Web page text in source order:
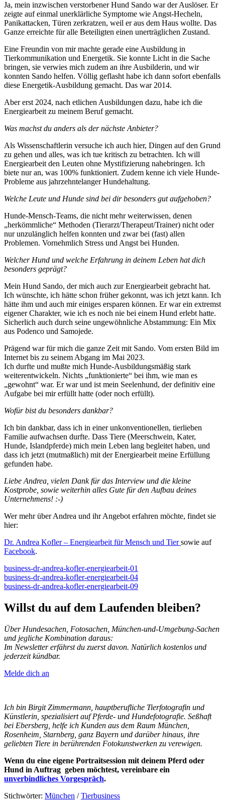
Ja, mein inzwischen verstorbener Hund Sando war der Auslöser. Er
zeigte auf einmal unerklärliche Symptome wie Angst-Hecheln,
Panikattacken, Türen zerkratzen, weil er aus dem Haus wollte. Das
Ganze erreichte für alle Beteiligten einen unerträglichen Zustand.
Eine Freundin von mir machte gerade eine Ausbildung in
Tierkommunikation und Energetik. Sie konnte Licht in die Sache
bringen, sie verwies mich zudem an ihre Ausbilderin, und wir
konnten Sando helfen. Völlig geflasht habe ich dann sofort ebenfalls
diese Energetik-Ausbildung gemacht. Das war 2014.
Aber erst 2024, nach etlichen Ausbildungen dazu, habe ich die
Energiearbeit zu meinem Beruf gemacht.
Was machst du anders als der nächste Anbieter?
Als Wissenschaftlerin versuche ich auch hier, Dingen auf den Grund
zu gehen und alles, was ich tue kritisch zu betrachten. Ich will
Energiearbeit den Leuten ohne Mystifizierung nahebringen. Ich
biete nur an, was 100% funktioniert. Zudem kenne ich viele Hunde-
Probleme aus jahrzehntelanger Hundehaltung.
Welche Leute und Hunde sind bei dir besonders gut aufgehoben?
Hunde-Mensch-Teams, die nicht mehr weiterwissen, denen
„herkömmliche“ Methoden (Tierarzt/Therapeut/Trainer) nicht oder
nur unzulänglich helfen konnten und zwar bei (fast) allen
Problemen. Vornehmlich Stress und Angst bei Hunden.
Welcher Hund und welche Erfahrung in deinem Leben hat dich
besonders geprägt?
Mein Hund Sando, der mich auch zur Energiearbeit gebracht hat.
Ich wünschte, ich hätte schon früher gekonnt, was ich jetzt kann. Ich
hätte ihm und auch mir einiges ersparen können. Er war ein extremst
eigener Charakter, wie ich es noch nie bei einem Hund erlebt hatte.
Sicherlich auch durch seine ungewöhnliche Abstammung: Ein Mix
aus Podenco und Samojede.
Prägend war für mich die ganze Zeit mit Sando. Vom ersten Bild im
Internet bis zu seinem Abgang im Mai 2023.
Ich durfte und mußte mich Hunde-Ausbildungsmäßig stark
weiterentwickeln. Nichts „funktionierte“ bei ihm, wie man es
„gewohnt“ war. Er war und ist mein Seelenhund, der definitiv eine
Aufgabe bei mir erfüllt hatte (oder noch erfüllt).
Wofür bist du besonders dankbar?
Ich bin dankbar, dass ich in einer unkonventionellen, tierlieben
Familie aufwachsen durfte. Dass Tiere (Meerschwein, Kater,
Hunde, Islandpferde) mich mein Leben lang begleitet haben, und
dass ich jetzt (mutmaßlich) mit der Energiearbeit meine Erfüllung
gefunden habe.
Liebe Andrea, vielen Dank für das Interview und die kleine
Kostprobe, sowie weiterhin alles Gute für den Aufbau deines
Unternehmens! :-)
Wer mehr über Andrea und ihr Angebot erfahren möchte, findet sie
hier:
Dr. Andrea Kofler – Energiearbeit für Mensch und Tiersowie auf
Facebook.
business-dr-andrea-kofler-energiearbeit-01
business-dr-andrea-kofler-energiearbeit-04
business-dr-andrea-kofler-energiearbeit-09
Willst du auf dem Laufenden bleiben?
Über Hundesachen, Fotosachen, München-und-Umgebung-Sachen
und jegliche Kombination daraus:
Im Newsletter erfährst du zuerst davon. Natürlich kostenlos und
jederzeit kündbar.
Melde dich an
Ich bin Birgit Zimmermann, hauptberufliche Tierfotografin und
Künstlerin, spezialisiert auf Pferde- und Hundefotografie. Seßhaft
bei Ebersberg, helfe ich Kunden aus dem Raum München,
Rosenheim, Starnberg, ganz Bayern und darüber hinaus, ihre
geliebten Tiere in berührenden Fotokunstwerken zu verewigen.
Wenn du eine eigene Portraitsession mit deinem Pferd oder
Hund in Auftrag geben möchtest, vereinbare ein
unverbindliches Vorgespräch.
Stichwörter: München /Tierbusiness